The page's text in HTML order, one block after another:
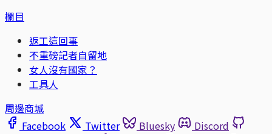
欄目
返工這回事
不重磅記者自留地
女人沒有國家？
工具人
周邊商城
Facebook
Twitter Bluesky
Discord